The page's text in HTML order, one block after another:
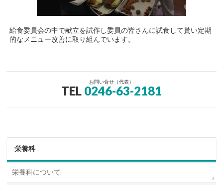
給食委員会の中で献立を試作し委員の皆さんに試食して貰い定期
的なメニュー改善に取り組んでいます。
お問い合せ（代表）
TEL 0246-63-2181
栄養科
栄養科について